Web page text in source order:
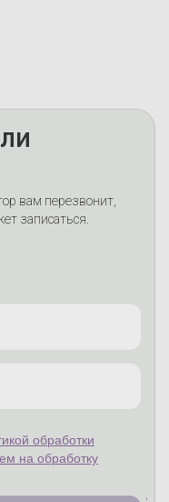
вам перезвонит,
записаться.
обработки
на обработку